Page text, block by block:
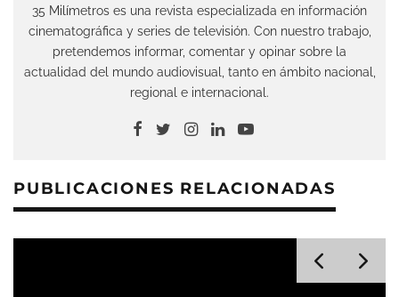
35 Milímetros es una revista especializada en información
cinematográfica y series de televisión. Con nuestro trabajo,
pretendemos informar, comentar y opinar sobre la
actualidad del mundo audiovisual, tanto en ámbito nacional,
regional e internacional.
PUBLICACIONES RELACIONADAS